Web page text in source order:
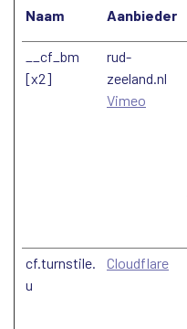
Naam Aanbieder
__cf_bm
[x2]
rud-
zeeland.nl
Vimeo
cf.turnstile.
u
Cloudflare